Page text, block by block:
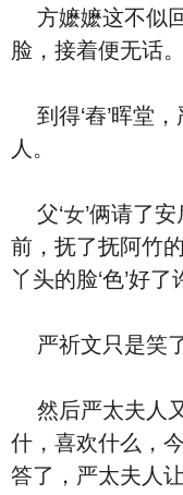
方嬷嬷这不似
脸，接着便无话。
到得‘舂’晖堂，严老
人。
⽗‘女’俩请了
前，抚了抚阿竹
丫头的脸‘⾊’好
严祈
然后严太夫人又
什‬，喜欢‮么什‬，今儿去了哪里，阿竹软声软气地
答了，严太夫人